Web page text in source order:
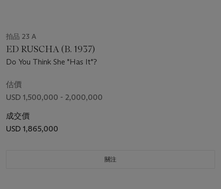
拍品 23 A
ED RUSCHA (B. 1937)
Do You Think She "Has It"?
估價
USD 1,500,000 - 2,000,000
成交價
USD 1,865,000
關注